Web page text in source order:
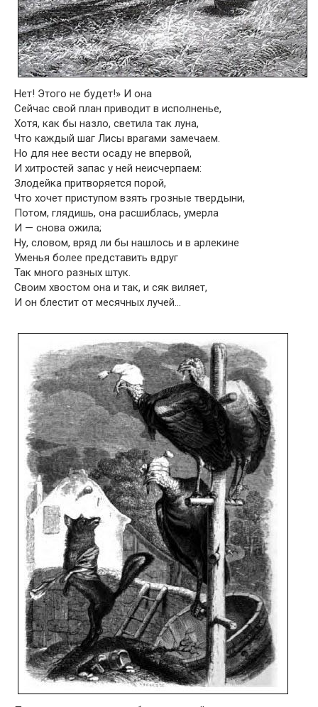
Нет! Этого не будет!» И она
Сейчас свой план приводит в исполненье,
Хотя, как бы назло, светила так луна,
Что каждый шаг Лисы врагами замечаем.
Но для нее вести осаду не впервой,
И хитростей запас у ней неисчерпаем:
Злодейка притворяется порой,
Что хочет приступом взять грозные твердыни,
Потом, глядишь, она расшиблась, умерла
И — снова ожила;
Ну, словом, вряд ли бы нашлось и в арлекине
Уменья более представить вдруг
Так много разных штук.
Своим хвостом она и так, и сяк виляет,
И он блестит от месячных лучей…